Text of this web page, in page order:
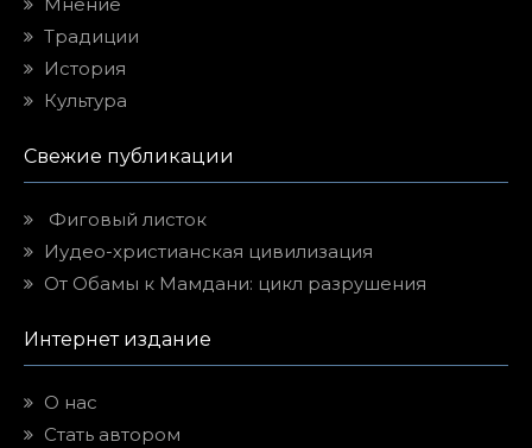
Традиции
История
Культура
Свежие публикации
Фиговый листок
Иудео-христианская цивилизация
От Обамы к Мамдани: цикл разрушения
Интернет издание
О нас
Стать автором